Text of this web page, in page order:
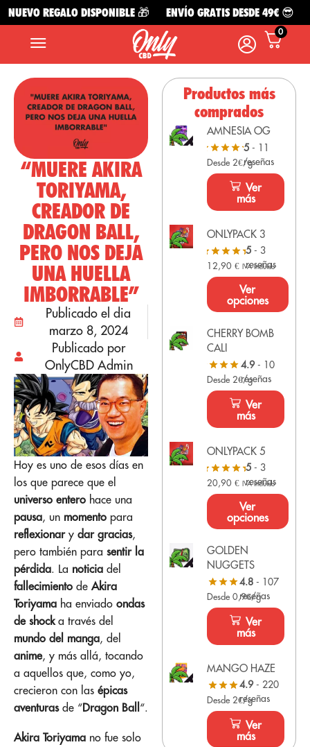
REGALO DISPONIBLE 🎁 ENVÍO GRATIS DESDE 49€ 😎
0
“MUERE AKIRA
TORIYAMA,
CREADOR DE
DRAGON BALL,
PERO NOS DEJA
UNA HUELLA
IMBORRABLE”
Publicado el dia
marzo 8, 2024
Publicado por
OnlyCBD Admin
Hoy es uno de esos días en
los que parece que el
universo entero hace una
pausa, un momento para
reflexionary dar gracias,
pero también para sentir la
pérdida. La noticia del
fallecimiento de Akira
Toriyama ha enviado ondas
de shocka través del
mundo del manga, del
anime, y más allá, tocando
a aquellos que, como yo,
crecieron con las épicas
aventurasde “Dragon Ball “.
Akira Toriyama no fue solo
Productos más
comprados
AMNESIA OG
5- 11
reseñas
Desde 2€/g
Ver
más
ONLYPACK 3
5- 3
reseñas
12,90€ IVA Incluido
Ver
opciones
CHERRY BOMB
CALI
4.9- 10
reseñas
Desde 2€/g
Ver
más
ONLYPACK 5
5- 3
reseñas
20,90€ IVA Incluido
Ver
opciones
GOLDEN
NUGGETS
4.8- 107
reseñas
Desde 0,9€/g
Ver
más
MANGO HAZE
4.9- 220
reseñas
Desde 2€/g
Ver
más